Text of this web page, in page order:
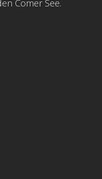
Comer See.